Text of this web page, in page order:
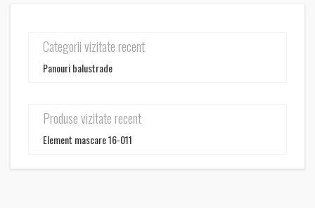
Categorii vizitate recent
Panouri balustrade
Produse vizitate recent
Element mascare 16-011